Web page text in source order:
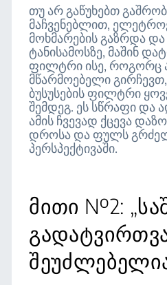
თუ არ გაწუხებთ
მაჩვენებლით,
მოხმარების გაზრდა
ტანისამოსზე, მაშინ
ფილტრი ისე, როგორც
მწარმოებელი
ბუსუსების ფილტრი
შემდეგ. ეს სწრაფი და
ამის ჩვევად ქცევა
დროსა და ფულს
პერსპექტივაში.
მითი №2: